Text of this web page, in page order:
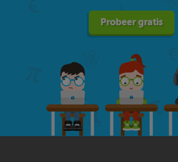
Probeer gratis